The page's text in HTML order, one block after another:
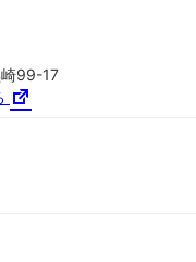
99-17